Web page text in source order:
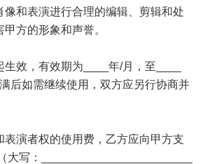
像和表演进行合理的编辑、剪辑和处
方的形象和声誉。
效，有效期为____年/月，至____
后如需继续使用，双方应另行协商并
表演者权的使用费，乙方应向甲方支
大写：________________________